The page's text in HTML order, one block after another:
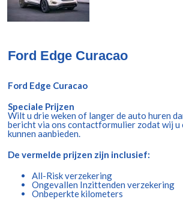
Ford Edge Curacao
Ford Edge Curacao
Speciale Prijzen
Wilt u drie weken of langer de auto huren
bericht via ons contactformulier zodat wij u
kunnen aanbieden.
De vermelde prijzen zijn inclusief:
All-Risk verzekering
Ongevallen Inzittenden verzekering
Onbeperkte kilometers